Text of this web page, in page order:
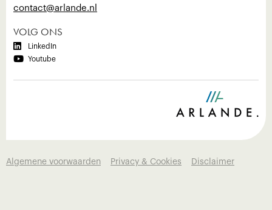
‍contact@arlande.nl
VOLG ONS
 LinkedIn
 Youtube
Algemene voorwaarden Privacy & Cookies Disclaimer